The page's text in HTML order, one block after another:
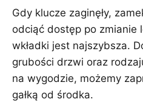
Gdy klucze zaginęły,
odciąć dostęp po zmianie
wkładki jest najszybsza.
grubości drzwi oraz
na wygodzie, możemy
gałką od środka.